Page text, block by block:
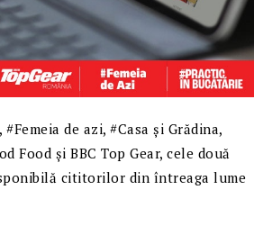
de azi, #Casa și Grădina,
Food și BBC Top Gear, cele două
cititorilor din întreaga lume